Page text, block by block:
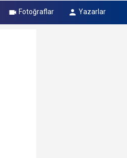
Fotoğraflar Yazarlar